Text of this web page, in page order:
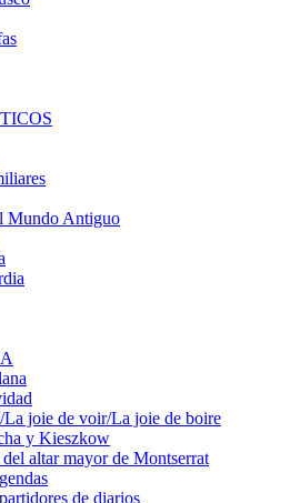
Mundo Antiguo
joie de voir/La joie de boire
y Kieszkow
altar mayor de Montserrat
de diarios